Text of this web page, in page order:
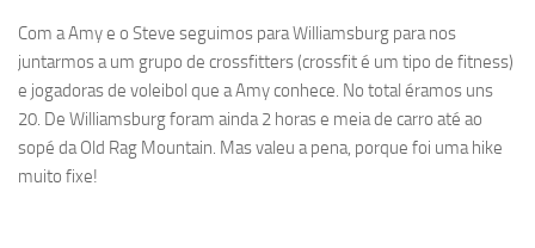
Com a Amy e o Steve seguimos para Williamsburg para nos
juntarmos a um grupo de crossfitters (crossfit é um tipo de fitness)
e jogadoras de voleibol que a Amy conhece. No total éramos uns
20. De Williamsburg foram ainda 2 horas e meia de carro até ao
sopé da Old Rag Mountain. Mas valeu a pena, porque foi uma hike
muito fixe!